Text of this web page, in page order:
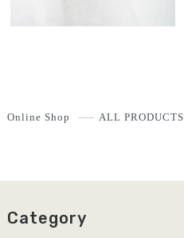
Online Shop ALL PRODUCTS
Category